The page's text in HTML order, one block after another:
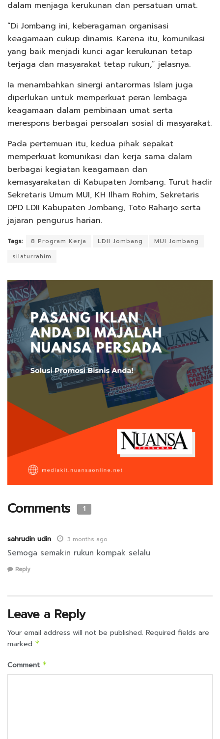
dalam menjaga kerukunan dan persatuan umat.
“Di Jombang ini, keberagaman organisasi
keagamaan cukup dinamis. Karena itu, komunikasi
yang baik menjadi kunci agar kerukunan tetap
terjaga dan masyarakat tetap rukun,” jelasnya.
Ia menambahkan sinergi antarormas Islam juga
diperlukan untuk memperkuat peran lembaga
keagamaan dalam pembinaan umat serta
merespons berbagai persoalan sosial di masyarakat.
Pada pertemuan itu, kedua pihak sepakat
memperkuat komunikasi dan kerja sama dalam
berbagai kegiatan keagamaan dan
kemasyarakatan di Kabupaten Jombang. Turut hadir
Sekretaris Umum MUI, KH Ilham Rohim, Sekretaris
DPD LDII Kabupaten Jombang, Toto Raharjo serta
jajaran pengurus harian.
Tags: 8 Program Kerja LDII Jombang
MUI Jombang
silaturrahim
Comments 1
sahrudin udin 3 months ago
Semoga semakin rukun kompak selalu
Reply
Leave a Reply
Your email address will not be published. Required fields are
marked *
Comment *